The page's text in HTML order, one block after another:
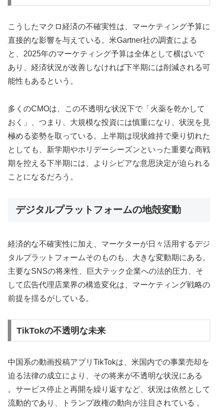
こうしたマクロ経済の不確実性は、マーケティング予算に
直接的な影響を与えている。米Gartner社の調査による
と、2025年のマーケティング予算は全体として横ばいで
あり、経済状況が改善しなければ下半期には削減される可
能性もあるという。
多くのCMOは、この不透明な状況下で「火薬を乾かして
おく」、つまり、大規模な投資には慎重になり、状況を見
極める姿勢を取っている。上半期は現状維持で乗り切れた
としても、新学期やホリデーシーズンといった重要な商戦
期を控える下半期には、よりシビアな意思決定が迫られる
ことになるだろう。
デジタルプラットフォームの地殻変動
経済的な不確実性に加え、マーケターが日々活用するデジ
タルプラットフォームそのものも、大きな変動期にある。
主要なSNSの将来性、巨大テック企業への法的圧力、そ
して広告代理店業界の構造変化は、マーケティング戦略の
前提を揺るがしている。
TikTokの不透明な未来
中国系の動画投稿アプリTikTokは、米国内での事業売却を
迫る法律の成立により、その将来が不透明な状況にある
。サービス停止と再開を繰り返すなど、状況は依然として
流動的であり、トランプ政権の動向が注目されている 。